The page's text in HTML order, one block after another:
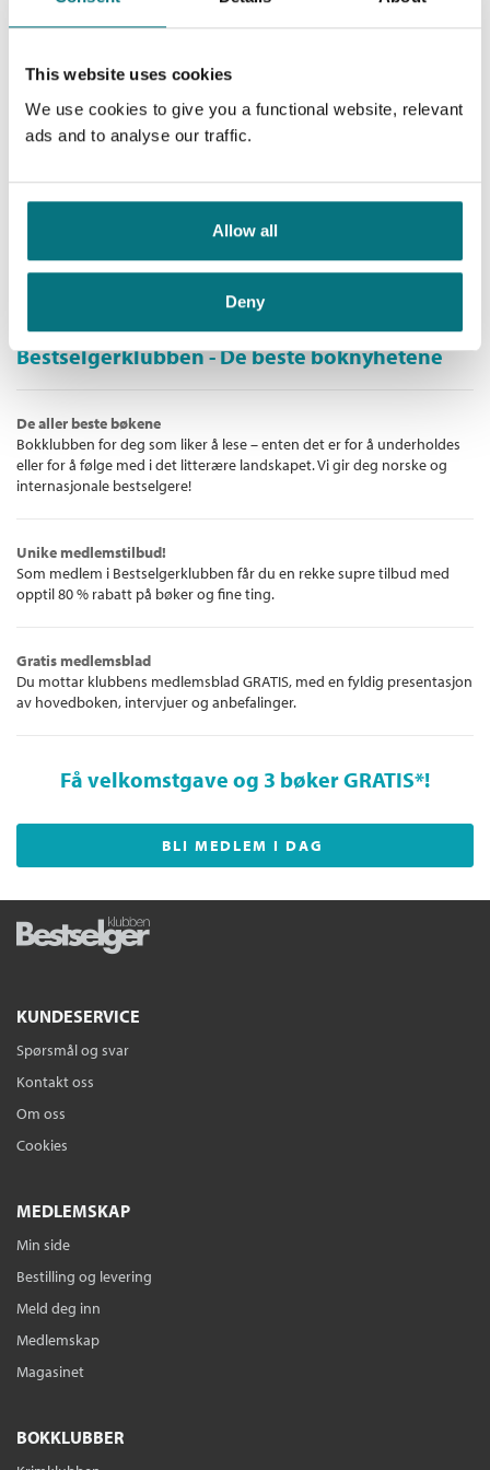
This website uses cookies
We use cookies to give you a functional website, relevant
ads and to analyse our traffic.
Allow all
Deny
ordboken.
Profylaktisk skjønnhet
Heftet
Kjøp
Bestselgerklubben - De beste boknyhetene
De aller beste bøkene
Bokklubben for deg som liker å lese – enten det er for å underholdes
eller for å følge med i det litterære landskapet. Vi gir deg norske og
internasjonale bestselgere!
Unike medlemstilbud!
Som medlem i Bestselgerklubben får du en rekke supre tilbud med
opptil 80 % rabatt på bøker og fine ting.
Gratis medlemsblad
Du mottar klubbens medlemsblad GRATIS, med en fyldig presentasjon
av hovedboken, intervjuer og anbefalinger.
Få velkomstgave og 3 bøker GRATIS*!
BLI MEDLEM I DAG
KUNDESERVICE
Spørsmål og svar
Kontakt oss
Om oss
Cookies
MEDLEMSKAP
Min side
Bestilling og levering
Meld deg inn
Medlemskap
Magasinet
BOKKLUBBER